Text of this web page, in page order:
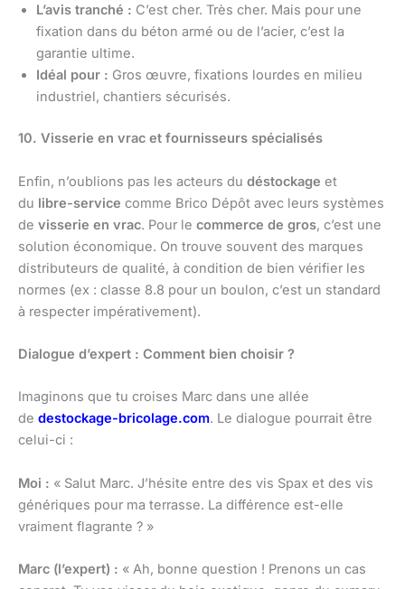
L’avis tranché : C’est cher. Très cher. Mais pour une
fixation dans du béton armé ou de l’acier, c’est la
garantie ultime.
Idéal pour : Gros œuvre, fixations lourdes en milieu
industriel, chantiers sécurisés.
10. Visserie en vrac et fournisseurs spécialisés
Enfin, n’oublions pas les acteurs du déstockage et
du libre-service comme Brico Dépôt avec leurs systèmes
de visserie en vrac. Pour le commerce de gros, c’est une
solution économique. On trouve souvent des marques
distributeurs de qualité, à condition de bien vérifier les
normes (ex : classe 8.8 pour un boulon, c’est un standard
à respecter impérativement).
Dialogue d’expert : Comment bien choisir ?
Imaginons que tu croises Marc dans une allée
de destockage-bricolage.com. Le dialogue pourrait être
celui-ci :
Moi : « Salut Marc. J’hésite entre des vis Spax et des vis
génériques pour ma terrasse. La différence est-elle
vraiment flagrante ? »
Marc (l’expert) : « Ah, bonne question ! Prenons un cas